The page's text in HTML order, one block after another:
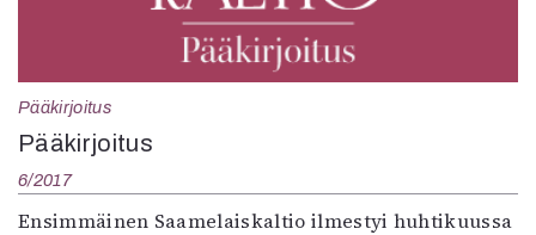
Pääkirjoitus
Pääkirjoitus
6/2017
Ensimmäinen Saamelaiskaltio ilmestyi huhtikuussa